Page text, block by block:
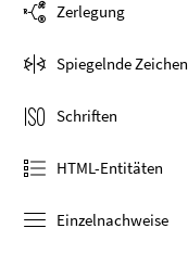
Zerlegung
Spiegelnde Zeichen
Schriften
HTML-Entitäten
Einzelnachweise